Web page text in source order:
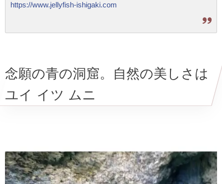
https://www.jellyfish-ishigaki.com
念願の青の洞窟。自然の美しさは
ユイ イツ ムニ